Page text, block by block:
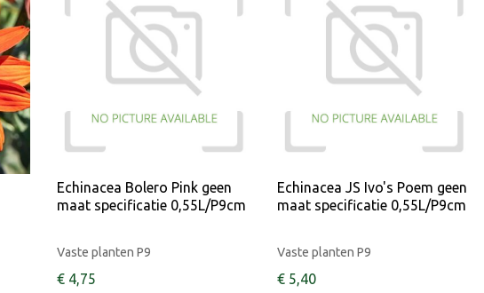
Echinacea Bolero Pink geen
maat specificatie 0,55L/P9cm
Vaste planten P9
€ 4,75
Echinacea JS Ivo's Poem geen
maat specificatie 0,55L/P9cm
Vaste planten P9
€ 5,40